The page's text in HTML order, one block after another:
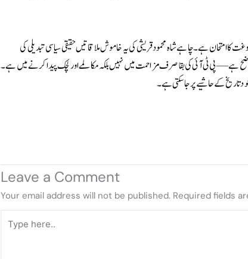
کا امتحان ہے۔ چاہے شاہ محمود قریشی کی یہ خاموش ملاقاتیں حقیقی سیاسی تبدیلی کی
— پی ٹی آئی کی بقا صرف مزاحمت میں نہیں بلکہ مکالمے اور لچک پیدا کرنے میں ہے۔
تاریخ کے حاشیے پر جا سکتی ہے۔
Leave a Comment
Your email address will not be published. Required fields
here..